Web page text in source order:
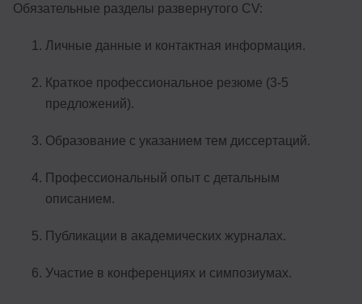
Обязательные разделы развернутого CV:
Личные данные и контактная информация.
Краткое профессиональное резюме (3-5
предложений).
Образование с указанием тем диссертаций.
Профессиональный опыт с детальным
описанием.
Публикации в академических журналах.
Участие в конференциях и симпозиумах.